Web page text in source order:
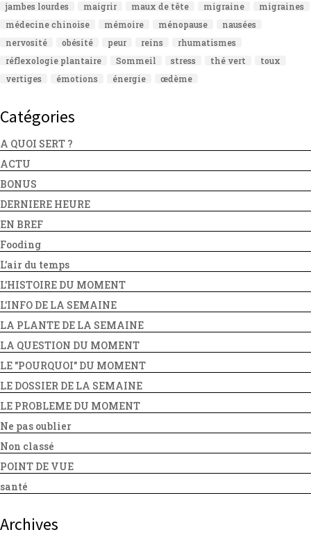
jambes lourdes
maigrir maux de tête migraine
migraines
médecine chinoise
mémoire ménopause
nausées
nervosité
obésité peur reins
rhumatismes
réflexologie plantaire
Sommeil stress thé vert
toux
vertiges
émotions énergie œdème
Catégories
A QUOI SERT ?
ACTU
BONUS
DERNIERE HEURE
EN BREF
Fooding
L'air du temps
L'HISTOIRE DU MOMENT
L'INFO DE LA SEMAINE
LA PLANTE DE LA SEMAINE
LA QUESTION DU MOMENT
LE "POURQUOI" DU MOMENT
LE DOSSIER DE LA SEMAINE
LE PROBLEME DU MOMENT
Ne pas oublier
Non classé
POINT DE VUE
santé
Archives